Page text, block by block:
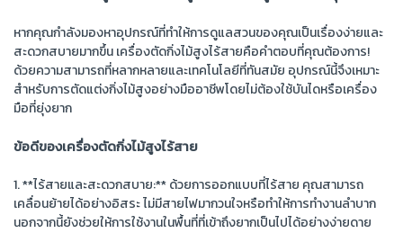
หากคุณกำลังมองหาอุปกรณ์ที่ทำให้การดูแลสวนของคุณเป็นเรื่องง่ายและ
สะดวกสบายมากขึ้น เครื่องตัดกิ่งไม้สูงไร้สายคือคำตอบที่คุณต้องการ!
ด้วยความสามารถที่หลากหลายและเทคโนโลยีที่ทันสมัย อุปกรณ์นี้จึงเหมาะ
สำหรับการตัดแต่งกิ่งไม้สูงอย่างมืออาชีพโดยไม่ต้องใช้บันไดหรือเครื่อง
มือที่ยุ่งยาก
ข้อดีของเครื่องตัดกิ่งไม้สูงไร้สาย
1. **ไร้สายและสะดวกสบาย:** ด้วยการออกแบบที่ไร้สาย คุณสามารถ
เคลื่อนย้ายได้อย่างอิสระ ไม่มีสายไฟมากวนใจหรือทำให้การทำงานลำบาก
นอกจากนี้ยังช่วยให้การใช้งานในพื้นที่ที่เข้าถึงยากเป็นไปได้อย่างง่ายดาย